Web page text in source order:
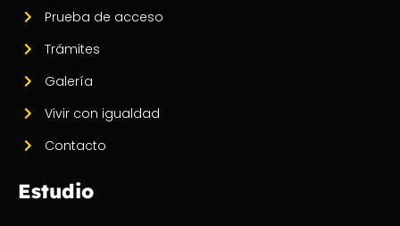
Prueba de acceso
Trámites
Galería
Vivir con igualdad
Contacto
Estudio